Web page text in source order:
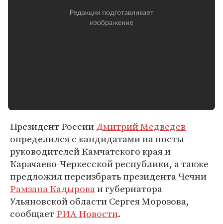
Президент РоссииДмитрий Медведев
определился с кандидатами на посты
руководителей Камчатского края и
Карачаево-Черкесской республики, а также
предложил переизбрать президента Чечни
Рамзана Кадыроваи губернатора
Ульяновской области Сергея Морозова,
сообщаетРИА Новости.